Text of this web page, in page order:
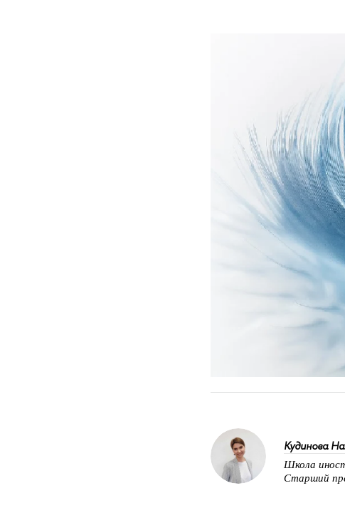
Кудинова
Школа
Старший